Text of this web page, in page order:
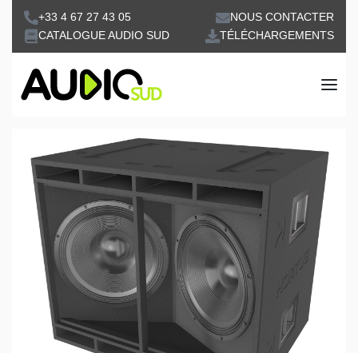
+33 4 67 27 43 05
NOUS CONTACTER
CATALOGUE AUDIO SUD
TÉLÉCHARGEMENTS